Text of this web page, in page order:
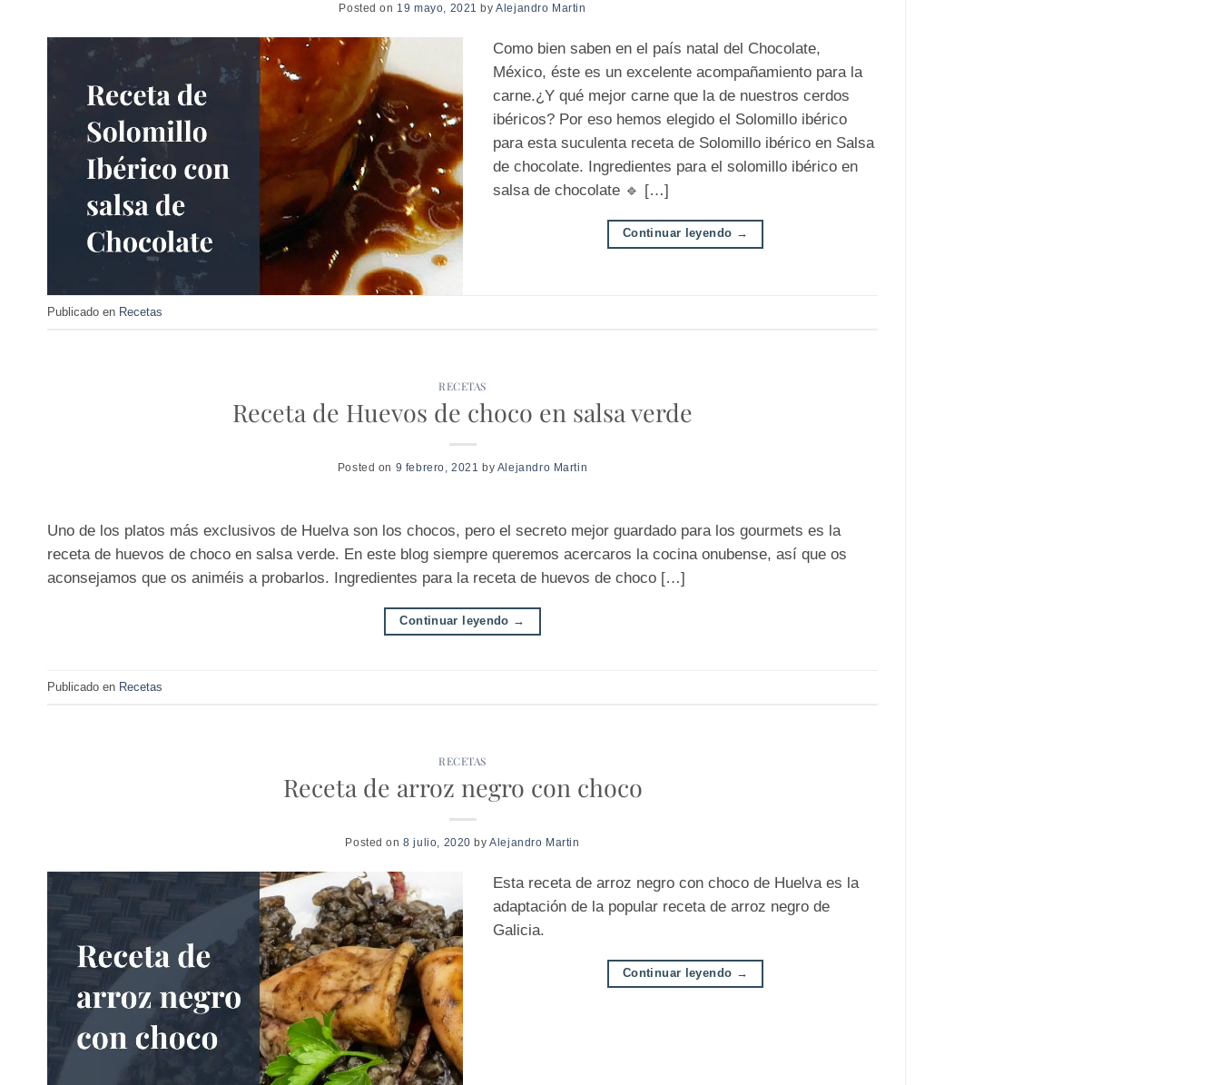
Posted on 19 mayo, 2021 byAlejandro Martin
Como bien saben en el país natal del Chocolate,
México, éste es un excelente acompañamiento para la
carne.¿Y qué mejor carne que la de nuestros cerdos
ibéricos? Por eso hemos elegido el Solomillo ibérico
para esta suculenta receta de Solomillo ibérico en Salsa
de chocolate. Ingredientes para el solomillo ibérico en
salsa de chocolate 🔹 […]
Continuar leyendo →
Publicado en Recetas
RECETAS
Receta de Huevos de choco en salsa verde
Posted on 9 febrero, 2021 by Alejandro Martin
Uno de los platos más exclusivos de Huelva son los chocos, pero el secreto mejor guardado para los gourmets es la
receta de huevos de choco en salsa verde. En este blog siempre queremos acercaros la cocina onubense, así que os
aconsejamos que os animéis a probarlos. Ingredientes para la receta de huevos de choco […]
Continuar leyendo →
Publicado en Recetas
RECETAS
Receta de arroz negro con choco
Posted on8 julio, 2020 by Alejandro Martin
Esta receta de arroz negro con choco de Huelva es la
adaptación de la popular receta de arroz negro de
Galicia.
Continuar leyendo →